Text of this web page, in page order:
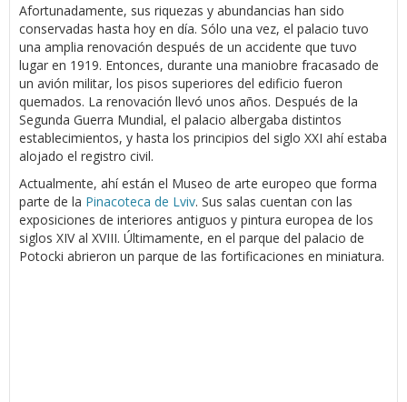
Afortunadamente, sus riquezas y abundancias han sido
conservadas hasta hoy en día. Sólo una vez, el palacio tuvo
una amplia renovación después de un accidente que tuvo
lugar en 1919. Entonces, durante una maniobre fracasado de
un avión militar, los pisos superiores del edificio fueron
quemados. La renovación llevó unos años. Después de la
Segunda Guerra Mundial, el palacio albergaba distintos
establecimientos, y hasta los principios del siglo XXI ahí estaba
alojado el registro civil.
Actualmente, ahí están el Museo de arte europeo que forma
parte de la Pinacoteca de Lviv. Sus salas cuentan con las
exposiciones de interiores antiguos y pintura europea de los
siglos XIV al XVIII. Últimamente, en el parque del palacio de
Potocki abrieron un parque de las fortificaciones en miniatura.